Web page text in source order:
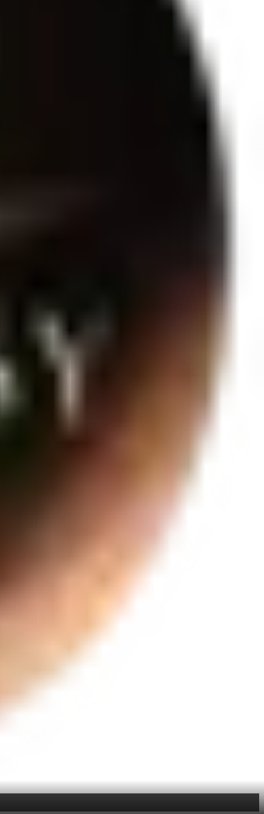
gerando incríveis ondas de calor e inebriantes vibrações.